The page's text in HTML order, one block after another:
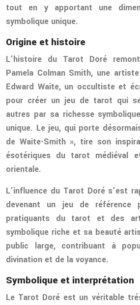
tout en y apportant une
symbolique unique.
Origine et histoire
L’histoire du Tarot Doré
Pamela Colman Smith, une
Edward Waite, un occultiste et
pour créer un jeu de tarot qui
autres par sa richesse
unique. Le jeu, qui porte
de Waite-Smith », tire son
ésotériques du tarot médiéval
orientale.
L’influence du Tarot Doré s’est
devenant un jeu de référence
pratiquants du tarot et des
symbolique riche et sa beauté
public large, contribuant à
divination et de la voyance.
Symbolique et interprétation
Le Tarot Doré est un véritable